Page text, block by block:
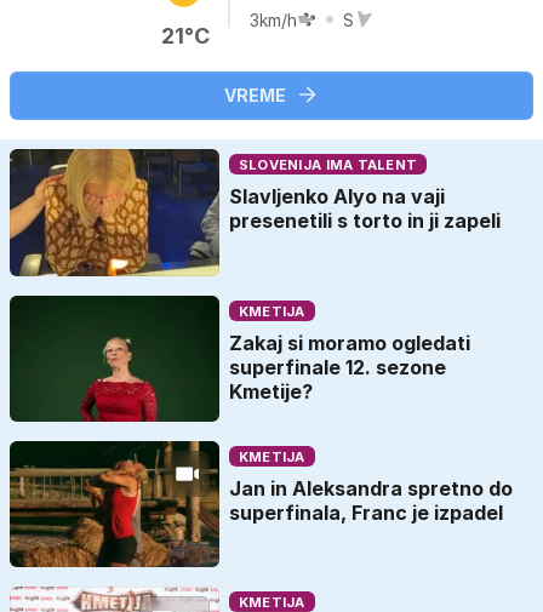
21°C
3km/h S
VREME
SLOVENIJA IMA TALENT
Slavljenko Alyo na vaji
presenetili s torto in ji zapeli
KMETIJA
Zakaj si moramo ogledati
superfinale 12. sezone
Kmetije?
KMETIJA
Jan in Aleksandra spretno do
superfinala, Franc je izpadel
KMETIJA